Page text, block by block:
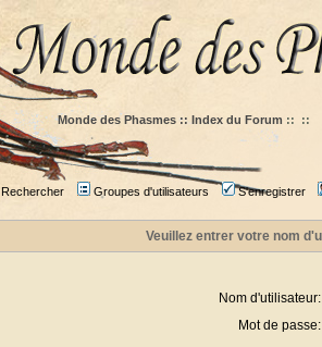
Monde des Phasmes :: Index du Forum :: ::
Rechercher Groupes d'utilisateurs S'enregistrer
Veuillez entrer votre nom
Nom d'utilisateur:
Mot de passe: